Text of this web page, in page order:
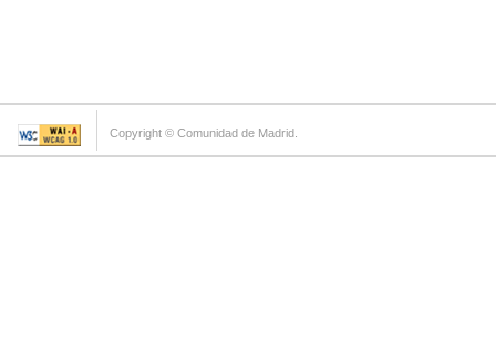
Copyright © Comunidad de Madrid.